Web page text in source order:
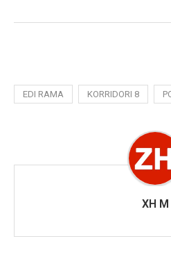
EDI RAMA KORRIDORI 8
XH M